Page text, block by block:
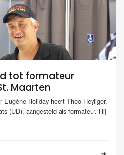
tot formateur
Maarten
Eugène Holiday heeft Theo Heyliger,
(UD), aangesteld als formateur. Hij